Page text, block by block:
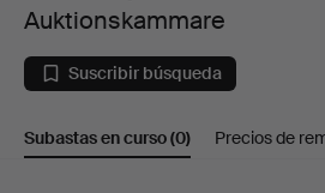
brazaletes
en
Auktionskammare
Suscribir búsqueda
Subastas en curso(0) Precios de